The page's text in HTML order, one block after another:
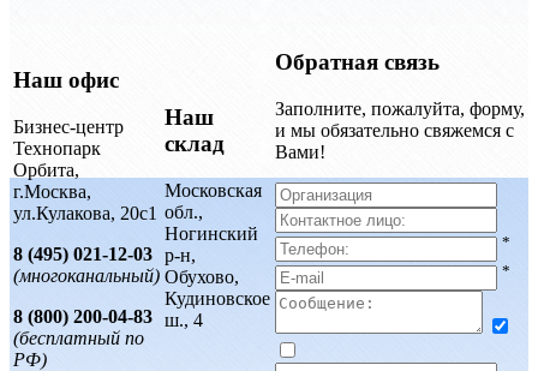
Наш офис
Бизнес-центр
Технопарк
Орбита,
г.Москва,
ул.Кулакова, 20с1
8 (495) 021-12-03
(многоканальный)
8 (800) 200-04-83
(бесплатный по
РФ)
Наш
склад
Московская
обл.,
Ногинский
р-н,
Обухово,
Кудиновское
ш., 4
Обратная связь
Заполните, пожалуйта, форму,
и мы обязательно свяжемся с
Вами!
*
*